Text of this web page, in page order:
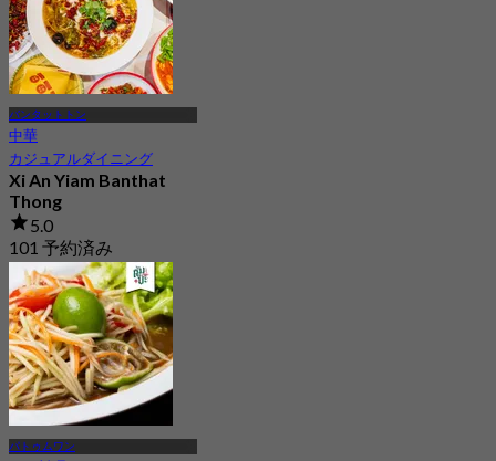
バンタットトン
中華
カジュアルダイニング
Xi An Yiam Banthat
Thong
5.0
101 予約済み
から฿ 275
パトゥムワン